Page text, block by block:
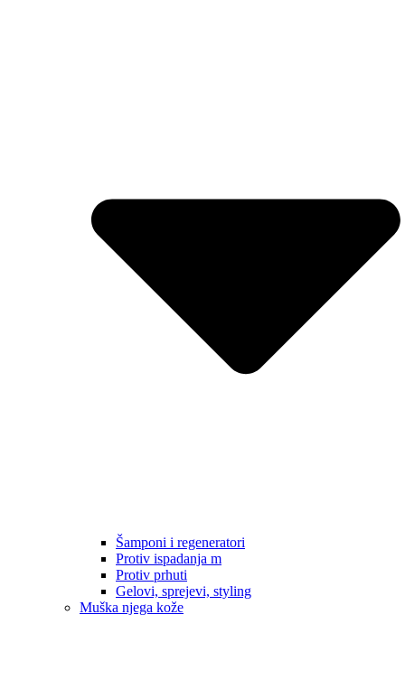
Šamponi i regeneratori
Protiv ispadanja m
Protiv prhuti
Gelovi, sprejevi, styling
Muška njega kože